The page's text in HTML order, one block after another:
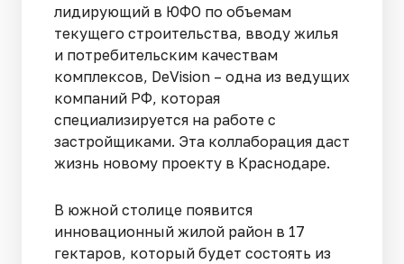
лидирующий в ЮФО по объемам
текущего строительства, вводу жилья
и потребительским качествам
комплексов, DeVision – одна из ведущих
компаний РФ, которая
специализируется на работе с
застройщиками. Эта коллаборация даст
жизнь новому проекту в Краснодаре.
В южной столице появится
инновационный жилой район в 17
гектаров, который будет состоять из